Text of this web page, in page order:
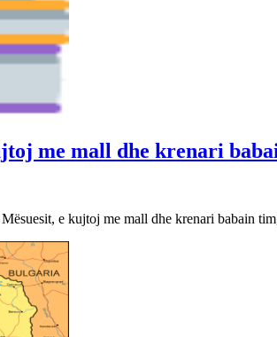
me mall dhe krenari
e kujtoj me mall dhe krenari babain